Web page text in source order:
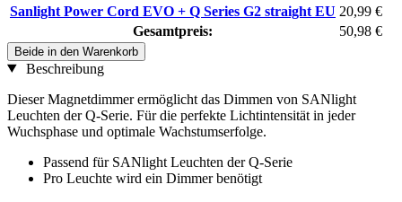
Sanlight Power Cord EVO + Q Series G2 straight EU 20,99 €
Gesamtpreis:
50,98 €
Beide in den Warenkorb
Beschreibung
Dieser Magnetdimmer ermöglicht das Dimmen von SANlight
Leuchten der Q-Serie. Für die perfekte Lichtintensität in jeder
Wuchsphase und optimale Wachstumserfolge.
Passend für SANlight Leuchten der Q-Serie
Pro Leuchte wird ein Dimmer benötigt